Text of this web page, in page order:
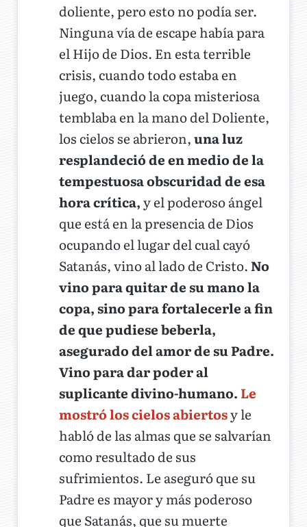
doliente, pero esto no podía ser.
Ninguna vía de escape había para
el Hijo de Dios. En esta terrible
crisis, cuando todo estaba en
juego, cuando la copa misteriosa
temblaba en la mano del Doliente,
los cielos se abrieron,una luz
resplandeció de en medio de la
tempestuosa obscuridad de esa
hora crítica,y el poderoso ángel
que está en la presencia de Dios
ocupando el lugar del cual cayó
Satanás, vino al lado de Cristo. No
vino para quitar de su mano la
copa, sino para fortalecerle a fin
de que pudiese beberla,
asegurado del amor de su Padre.
Vino para dar poder al
suplicante divino-humano. Le
mostró los cielos abiertosy le
habló de las almas que se salvarían
como resultado de sus
sufrimientos. Le aseguró que su
Padre es mayor y más poderoso
que Satanás, que su muerte